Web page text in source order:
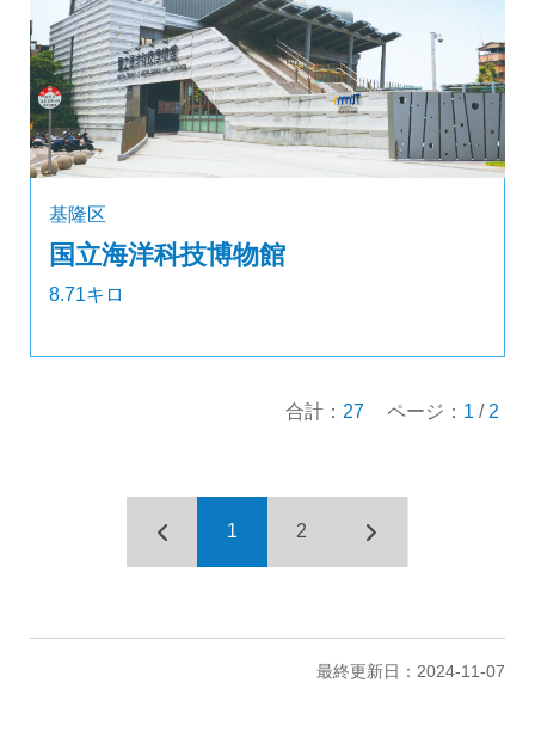
基隆区
国立海洋科技博物館
8.71キロ
合計： 27 ページ： 1 / 2
1 2
最終更新日：2024-11-07